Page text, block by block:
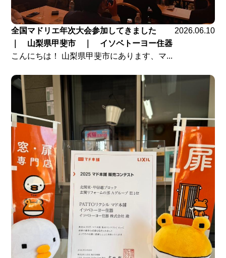
全国マドリエ年次大会参加してきました
｜ 山梨県甲斐市 ｜ イソベトーヨー住器
2026.06.10
こんにちは！ 山梨県甲斐市にあります、マ...